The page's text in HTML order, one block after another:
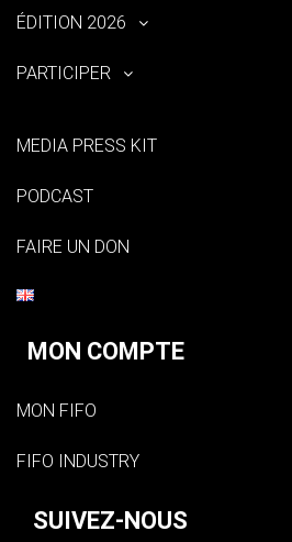
ÉDITION 2026
PARTICIPER
MEDIA PRESS KIT
PODCAST
FAIRE UN DON
MON COMPTE
MON FIFO
FIFO INDUSTRY
SUIVEZ-NOUS